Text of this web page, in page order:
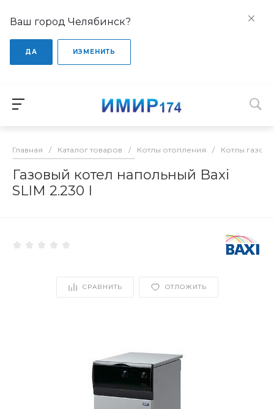
Ваш город Челябинск?
ДА ИЗМЕНИТЬ
Главная / Каталог товаров / Котлы отопления / Котлы
Газовый котел напольный Baxi
SLIM 2.230 I
СРАВНИТЬ ОТЛОЖИТЬ